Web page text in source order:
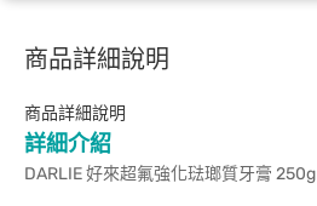
商品詳細說明
商品詳細說明
詳細介紹
DARLIE 好來超氟強化琺瑯質牙膏 250g